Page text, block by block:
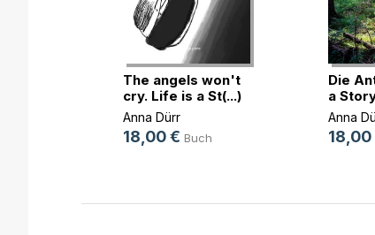
The angels won't
cry. Life is a St(...)
Anna Dürr
18,00 € Buch
Die
a
Anna
18,00